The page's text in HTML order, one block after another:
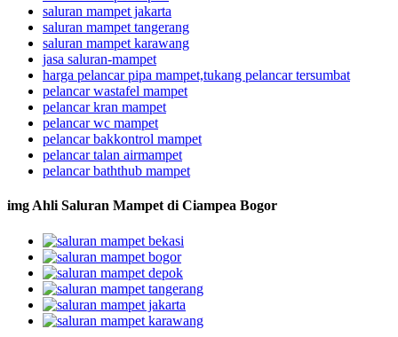
saluran mampet jakarta
saluran mampet tangerang
saluran mampet karawang
jasa saluran-mampet
harga pelancar pipa mampet,tukang pelancar tersumbat
pelancar wastafel mampet
pelancar kran mampet
pelancar wc mampet
pelancar bakkontrol mampet
pelancar talan airmampet
pelancar baththub mampet
img Ahli Saluran Mampet di Ciampea Bogor